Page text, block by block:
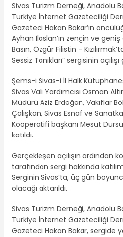
Sivas Turizm Derneği, Anadolu
Türkiye İnternet Gazeteciliği
Gazeteci Hakan Bakar’ın
Ayhan İlaslan’ın zengin ve
Basın, Özgür Filistin –
Sessiz Tanıkları” sergisinin
Şems-i Sivas-i İl Halk
Sivas Vali Yardımcısı Osman
Müdürü Aziz Erdoğan, Vakıflar
Çalışkan, Sivas Esnaf ve
Kooperatifi başkanı Mesut
katıldı.
Gerçekleşen açılışın ardından
tarafından sergi hakkında
Serginin Sivas’ta, üç gün
olacağı aktarıldı.
Sivas Turizm Derneği, Anadolu
Türkiye İnternet Gazeteciliği
Gazeteci Hakan Bakar, sergide